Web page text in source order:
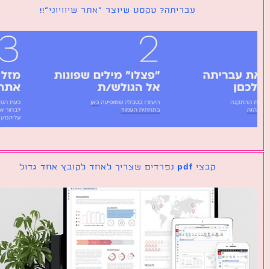
עבריתה? טקסט שיוצר ״אתר שיוויוני״!!